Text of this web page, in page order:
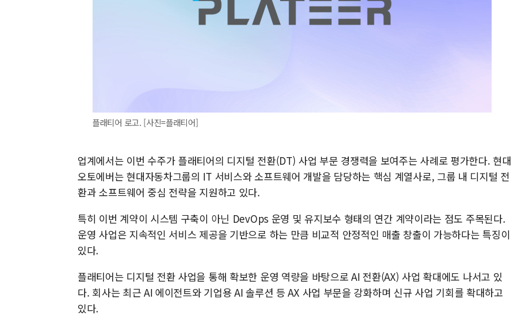
플래티어 로고. [사진=플래티어]
업계에서는 이번 수주가 플래티어의 디지털 전환(DT) 사업 부문 경쟁력을 보여주는 사례로 평가한다. 현대
오토에버는 현대자동차그룹의 IT 서비스와 소프트웨어 개발을 담당하는 핵심 계열사로, 그룹 내 디지털 전
환과 소프트웨어 중심 전략을 지원하고 있다.
특히 이번 계약이 시스템 구축이 아닌 DevOps 운영 및 유지보수 형태의 연간 계약이라는 점도 주목된다.
운영 사업은 지속적인 서비스 제공을 기반으로 하는 만큼 비교적 안정적인 매출 창출이 가능하다는 특징이
있다.
플래티어는 디지털 전환 사업을 통해 확보한 운영 역량을 바탕으로 AI 전환(AX) 사업 확대에도 나서고 있
다. 회사는 최근 AI 에이전트와 기업용 AI 솔루션 등 AX 사업 부문을 강화하며 신규 사업 기회를 확대하고
있다.